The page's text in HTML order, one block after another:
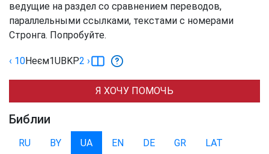
ведущие на раздел со сравнением переводов,
параллельными ссылками, текстами с номерами
Стронга. Попробуйте.
‹ 10Неєм1UBKP2 ›
Я ХОЧУ ПОМОЧЬ
Библии
RU BY UA EN DE GR LAT